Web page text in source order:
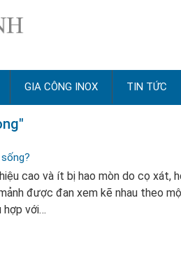
GIA CÔNG INOX TIN TỨC
cao và ít bị hao mòn do cọ xát,
được đan xem kẽ nhau theo
hợp với…